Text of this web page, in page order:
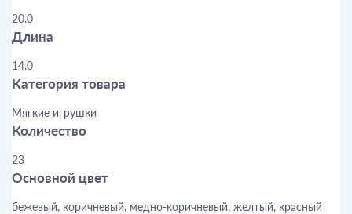
20.0
Длина
14.0
Категория товара
Мягкие игрушки
Количество
23
Основной цвет
бежевый, коричневый, медно-коричневый, желтый, красный